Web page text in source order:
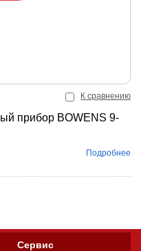
К сравнению
прибор BOWENS 9-
Подробнее
Сервис